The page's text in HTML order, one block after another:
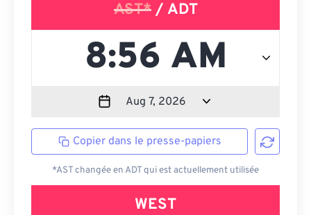
AST*/ ADT
Copier dans le presse-papiers
*AST changée en ADT qui est actuellement utilisée
WEST